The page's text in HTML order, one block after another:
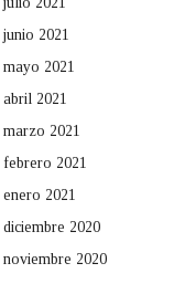
junio 2021
mayo 2021
abril 2021
marzo 2021
febrero 2021
enero 2021
diciembre 2020
noviembre 2020